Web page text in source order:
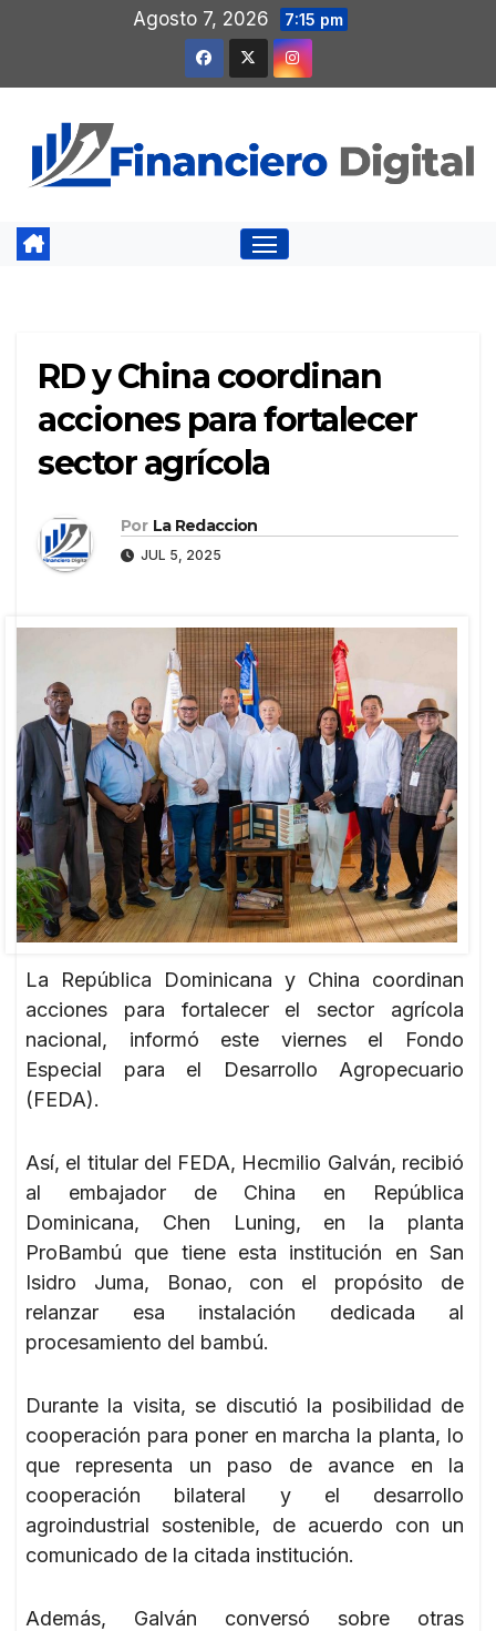
contenido
Agosto 7, 2026 7:15 pm
RD y China coordinan
acciones para fortalecer
sector agrícola
Por La Redaccion
JUL 5, 2025
La República Dominicana y China coordinan
acciones para fortalecer el sector agrícola
nacional, informó este viernes el Fondo
Especial para el Desarrollo Agropecuario
(FEDA).
Así, el titular del FEDA, Hecmilio Galván, recibió
al embajador de China en República
Dominicana, Chen Luning, en la planta
ProBambú que tiene esta institución en San
Isidro Juma, Bonao, con el propósito de
relanzar esa instalación dedicada al
procesamiento del bambú.
Durante la visita, se discutió la posibilidad de
cooperación para poner en marcha la planta, lo
que representa un paso de avance en la
cooperación bilateral y el desarrollo
agroindustrial sostenible, de acuerdo con un
comunicado de la citada institución.
Además, Galván conversó sobre otras